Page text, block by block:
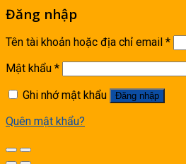
Đăng nhập
Tên tài khoản hoặc địa chỉ email *
Mật khẩu *
Ghi nhớ mật khẩu
Đăng nhập
Quên mật khẩu?